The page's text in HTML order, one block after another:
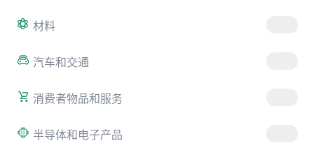
材料
汽车和交通
消费者物品和服务
半导体和电子产品